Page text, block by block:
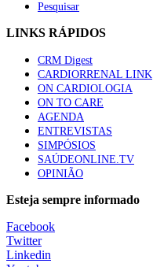
Pesquisar
LINKS RÁPIDOS
CRM Digest
CARDIORRENAL LINK
ON CARDIOLOGIA
ON TO CARE
AGENDA
ENTREVISTAS
SIMPÓSIOS
SAÚDEONLINE.TV
OPINIÃO
Esteja sempre informado
Facebook
Twitter
Linkedin